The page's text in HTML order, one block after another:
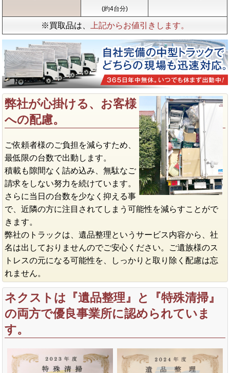
(約4台分)
※買取品は、 上記からお値引きします。
弊社が心掛ける、お客様
への配慮。
ご依頼者様のご負担を減らすため、
最低限の台数で出動します。
積載も隙間なく詰め込み、無駄なご
請求をしない努力を続けています。
さらに当日の台数を少なく抑える事
で、近隣の方に注目されてしまう可能性を減らすことがで
きます。
弊社のトラックは、遺品整理というサービス内容から、社
名は出しておりませんのでご安心ください。ご遺族様のス
トレスの元になる可能性を、しっかりと取り除く配慮は忘
れません。
ネクストは『遺品整理』と『特殊清掃』
の両方で優良事業所に認められていま
す。